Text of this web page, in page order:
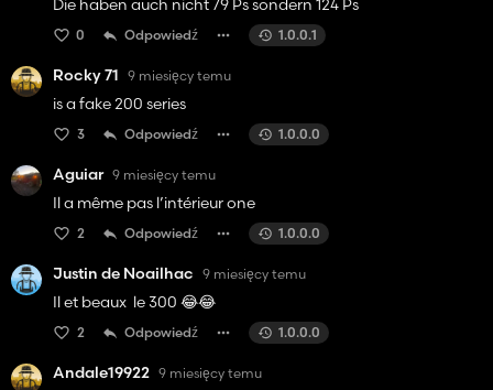
Die haben auch nicht 79 Ps sondern 124 Ps
0 Odpowiedź 1.0.0.1
Rocky 71 9 miesięcy temu
is a fake 200 series
3 Odpowiedź 1.0.0.0
Aguiar 9 miesięcy temu
Il a même pas l’intérieur one
2 Odpowiedź 1.0.0.0
Justin de Noailhac 9 miesięcy temu
Il et beaux le 300 😂😂
2 Odpowiedź 1.0.0.0
Andale19922 9 miesięcy temu